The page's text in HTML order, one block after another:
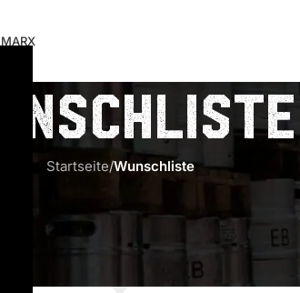
Startseite/Wunschliste